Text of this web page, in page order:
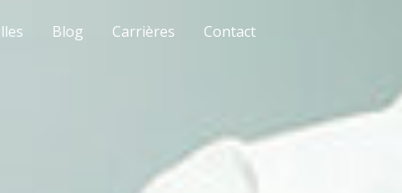
Blog Carrières Contact